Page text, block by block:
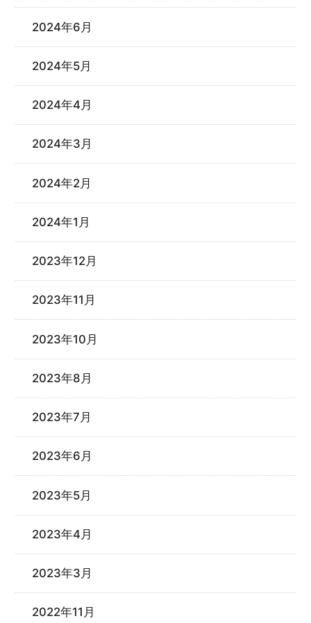
2024年6月
2024年5月
2024年4月
2024年3月
2024年2月
2024年1月
2023年12月
2023年11月
2023年10月
2023年8月
2023年7月
2023年6月
2023年5月
2023年4月
2023年3月
2022年11月